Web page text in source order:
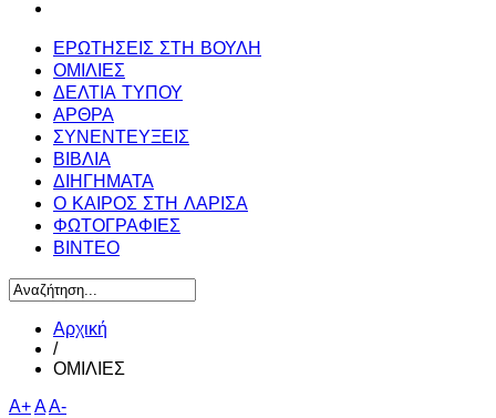
ΕΡΩΤΗΣΕΙΣ ΣΤΗ ΒΟΥΛΗ
ΟΜΙΛΙΕΣ
ΔΕΛΤΙΑ ΤΥΠΟΥ
ΑΡΘΡΑ
ΣΥΝΕΝΤΕΥΞΕΙΣ
ΒΙΒΛΙΑ
ΔΙΗΓΗΜΑΤΑ
Ο ΚΑΙΡΟΣ ΣΤΗ ΛΑΡΙΣΑ
ΦΩΤΟΓΡΑΦΙΕΣ
ΒΙΝΤΕΟ
Αρχική
/
ΟΜΙΛΙΕΣ
A+AA-